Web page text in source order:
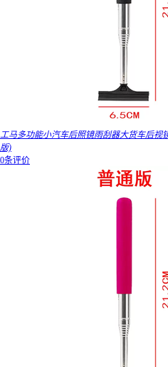
工马多功能小汽车后照镜雨刮器大货车后视
版)
0条评价